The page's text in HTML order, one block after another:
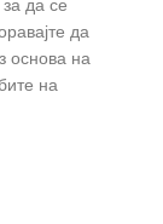
да се
да
основа на
на